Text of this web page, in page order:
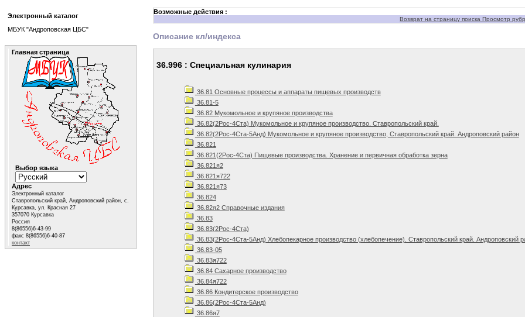
Возможные действия :
Возврат на страницу поиска Просмотр
Описание кл/индекса
36.996 : Специальная кулинария
36.81 Основные процессы и аппараты пищевых производств
36.81-5
36.82 Мукомольное и крупяное производства
36.82(2Рос-4Ста) Мукомольное и крупяное производство. Ставропольский край.
36.82(2Рос-4Ста-5Анд) Мукомольное и крупяное производство, Ставропольский край. Андроповский район
36.821
36.821(2Рос-4Ста) Пищевые производства. Хранение и первичная обработка зерна
36.821я2
36.821я722
36.821я73
36.824
36.82я2 Справочные издания
36.83
36.83(2Рос-4Ста)
36.83(2Рос-4Ста-5Анд) Хлебопекарное производство (хлебопечение). Ставропольский край. Андроповский
36.83-05
36.83я722
36.84 Сахарное производство
36.84я722
36.86 Кондитерское производство
36.86(2Рос-4Ста-5Анд)
36.86я7
Электронный каталог
МБУК "Андроповская ЦБС"
Главная страница
Выбор языка
Адрес
Электронный каталог
Ставропольский край, Андроповский район, с.
Курсавка, ул. Красная 27
357070 Курсавка
Россия
8(86556)6-43-99
факс 8(86556)6-40-87
контакт